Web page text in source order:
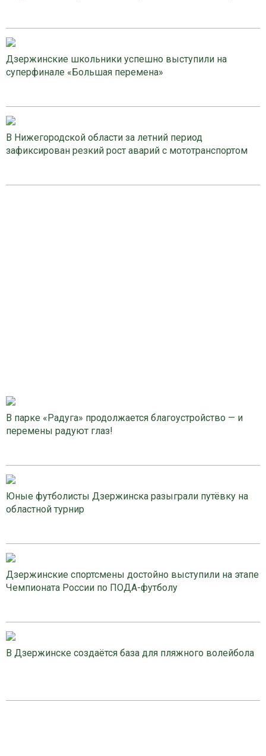
Дзержинские школьники успешно выступили на
суперфинале «Большая перемена»
В Нижегородской области за летний период
зафиксирован резкий рост аварий с мототранспортом
В парке «Радуга» продолжается благоустройство — и
перемены радуют глаз!
Юные футболисты Дзержинска разыграли путёвку на
областной турнир
Дзержинские спортсмены достойно выступили на этапе
Чемпионата России по ПОДА-футболу
В Дзержинске создаётся база для пляжного волейбола